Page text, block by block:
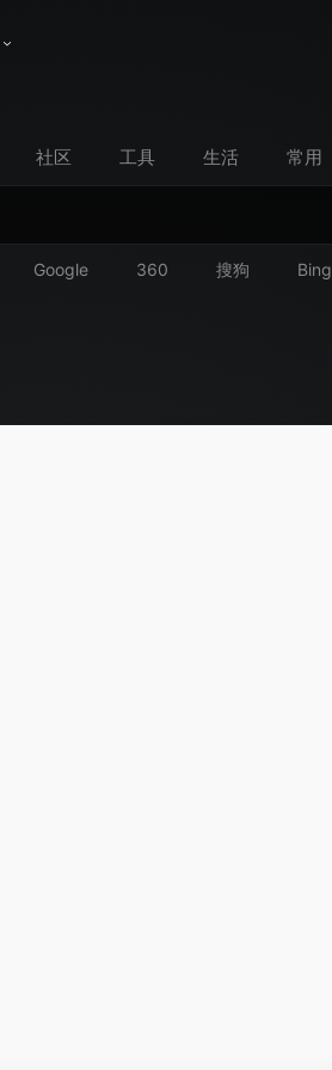
社区 工具 生活 常用
Google 360 搜狗 Bing